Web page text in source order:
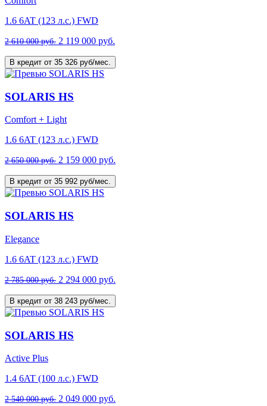
1.6 6AT (123 л.с.) FWD
2 610 000 руб. 2 119 000 руб.
В кредит от 35 326 руб/мес.
SOLARIS HS
Comfort + Light
1.6 6AT (123 л.с.) FWD
2 650 000 руб. 2 159 000 руб.
В кредит от 35 992 руб/мес.
SOLARIS HS
Elegance
1.6 6AT (123 л.с.) FWD
2 785 000 руб. 2 294 000 руб.
В кредит от 38 243 руб/мес.
SOLARIS HS
Active Plus
1.4 6AT (100 л.с.) FWD
2 540 000 руб. 2 049 000 руб.